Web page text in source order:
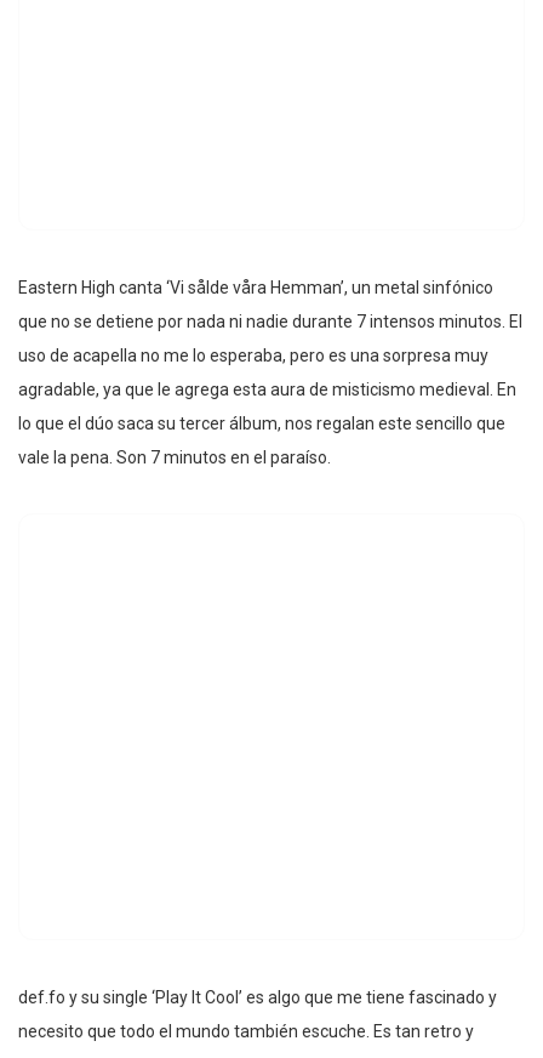
Eastern High canta ‘Vi sålde våra Hemman’, un metal sinfónico
que no se detiene por nada ni nadie durante 7 intensos minutos. El
uso de acapella no me lo esperaba, pero es una sorpresa muy
agradable, ya que le agrega esta aura de misticismo medieval. En
lo que el dúo saca su tercer álbum, nos regalan este sencillo que
vale la pena. Son 7 minutos en el paraíso.
def.fo y su single ‘Play It Cool’ es algo que me tiene fascinado y
necesito que todo el mundo también escuche. Es tan retro y